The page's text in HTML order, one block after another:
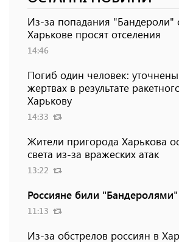
Из-за попадания "Бандероли"
Харькове просят отселения
14:46
Погиб один человек:
жертвах в результате
Харькову
14:33
Жители пригорода Харькова
света из-за вражеских атак
13:22
Россияне били
11:13
Из-за обстрелов россиян в